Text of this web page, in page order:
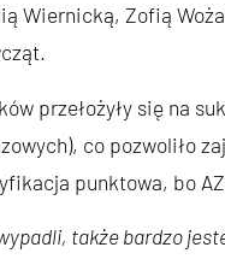
Wiernicką, Zofią
przełożyły się na
co pozwoliło
punktowa, bo
także bardzo